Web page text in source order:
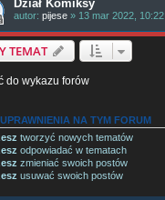
Dział Komiksy
autor: pijese » 13 mar 2022, 10:22
TEMAT
do wykazu forów
NA TYM FORUM
tworzyć nowych tematów
odpowiadać w tematach
zmieniać swoich postów
usuwać swoich postów